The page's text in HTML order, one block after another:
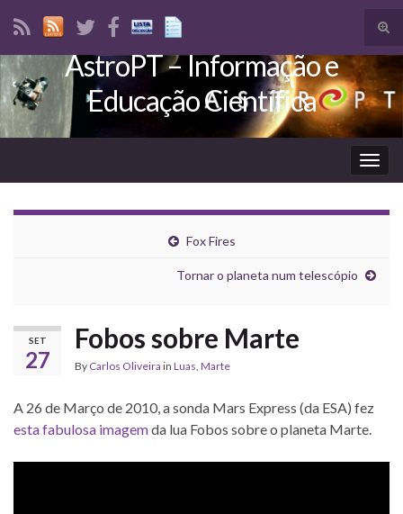
Search for:
AstroPT – Informação e
Educação Científica
Fox Fires
Tornar o planeta num telescópio
SET
27
Fobos sobre Marte
By Carlos Oliveira in Luas, Marte
A 26 de Março de 2010, a sonda Mars Express (da ESA) fez
esta fabulosa imagemda lua Fobos sobre o planeta Marte.